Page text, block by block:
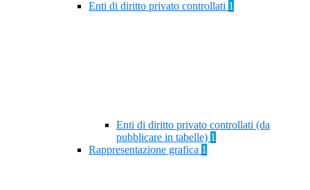
Enti di diritto privato controllati 1
Enti di diritto privato controllati (da
pubblicare in tabelle) 1
Rappresentazione grafica 1